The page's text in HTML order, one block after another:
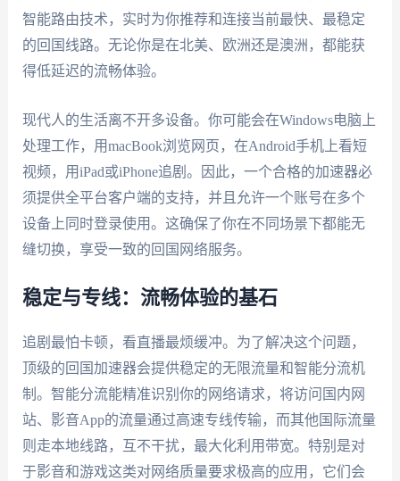
智能路由技术，实时为你推荐和连接当前最快、最稳定
的回国线路。无论你是在北美、欧洲还是澳洲，都能获
得低延迟的流畅体验。
现代人的生活离不开多设备。你可能会在Windows电脑上
处理工作，用macBook浏览网页，在Android手机上看短
视频，用iPad或iPhone追剧。因此，一个合格的加速器必
须提供全平台客户端的支持，并且允许一个账号在多个
设备上同时登录使用。这确保了你在不同场景下都能无
缝切换，享受一致的回国网络服务。
稳定与专线：流畅体验的基石
追剧最怕卡顿，看直播最烦缓冲。为了解决这个问题，
顶级的回国加速器会提供稳定的无限流量和智能分流机
制。智能分流能精准识别你的网络请求，将访问国内网
站、影音App的流量通过高速专线传输，而其他国际流量
则走本地线路，互不干扰，最大化利用带宽。特别是对
于影音和游戏这类对网络质量要求极高的应用，它们会